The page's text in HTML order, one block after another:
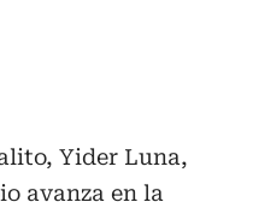
Yider Luna,
avanza en la